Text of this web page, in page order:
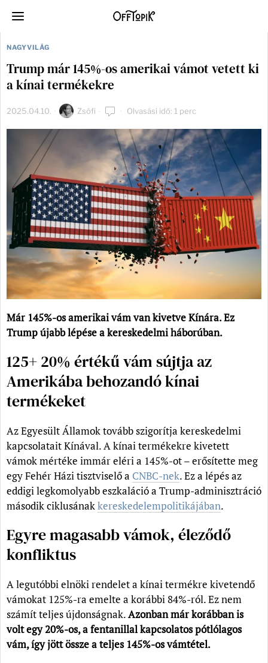
NAGYVILÁG
Trump már 145%-os amerikai vámot vetett ki
a kínai termékekre
2025.04.10. Zsófi Olvasási idő: 1 perc
Már 145%-os amerikai vám van kivetve Kínára. Ez
Trump újabb lépése a kereskedelmi háborúban.
125+ 20% értékű vám sújtja az
Amerikába behozandó kínai
termékeket
Az Egyesült Államok tovább szigorítja kereskedelmi
kapcsolatait Kínával. A kínai termékekre kivetett
vámok mértéke immár eléri a 145%-ot – erősítette meg
egy Fehér Házi tisztviselő a CNBC-nek. Ez a lépés az
eddigi legkomolyabb eszkaláció a Trump-adminisztráció
második ciklusánakkereskedelempolitikájában.
Egyre magasabb vámok, éleződő
konfliktus
A legutóbbi elnöki rendelet a kínai termékre kivetendő
vámokat 125%-ra emelte a korábbi 84%-ról. Ez nem
számít teljes újdonságnak.Azonban már korábban is
volt egy 20%-os, a fentanillal kapcsolatos pótlólagos
vám, így jött össze a teljes 145%-os vámtétel.